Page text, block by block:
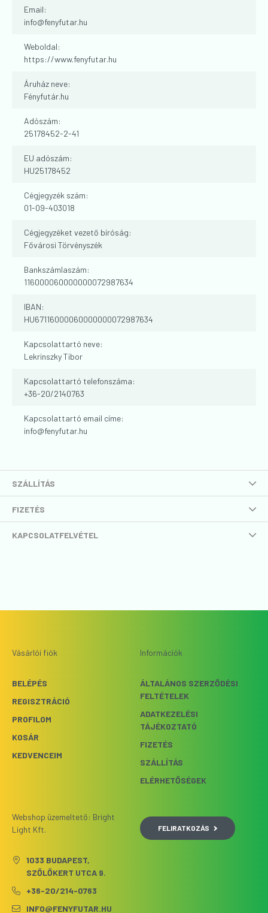
Email:
info@fenyfutar.hu
Weboldal:
https://www.fenyfutar.hu
Áruház neve:
Fényfutár.hu
Adószám:
25178452-2-41
EU adószám:
HU25178452
Cégjegyzék szám:
01-09-403018
Cégjegyzéket vezető bíróság:
Fővárosi Törvényszék
Bankszámlaszám:
116000060000000072987634
IBAN:
HU67116000060000000072987634
Kapcsolattartó neve:
Lekrinszky Tibor
Kapcsolattartó telefonszáma:
+36-20/2140763
Kapcsolattartó email címe:
info@fenyfutar.hu
SZÁLLÍTÁS
FIZETÉS
KAPCSOLATFELVÉTEL
Vásárlói fiók
BELÉPÉS
REGISZTRÁCIÓ
PROFILOM
KOSÁR
KEDVENCEIM
Információk
ÁLTALÁNOS SZERZŐDÉSI
FELTÉTELEK
ADATKEZELÉSI
TÁJÉKOZTATÓ
FIZETÉS
SZÁLLÍTÁS
ELÉRHETŐSÉGEK
Webshop üzemeltető: Bright
Light Kft.
1033 BUDAPEST,
SZŐLŐKERT UTCA 9.
+36-20/214-0763
INFO@FENYFUTAR.HU
FELIRATKOZÁS